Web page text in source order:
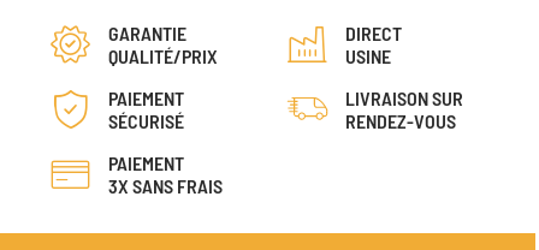
GARANTIE
QUALITÉ/PRIX
DIRECT
USINE
PAIEMENT
SÉCURISÉ
LIVRAISON SUR
RENDEZ-VOUS
PAIEMENT
3X SANS FRAIS